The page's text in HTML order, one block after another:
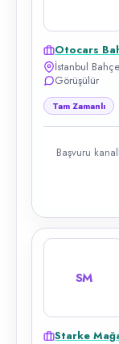
Otocars
İstanbul
Görüşülür
Tam Zamanlı
Başvuru
SM
Starke